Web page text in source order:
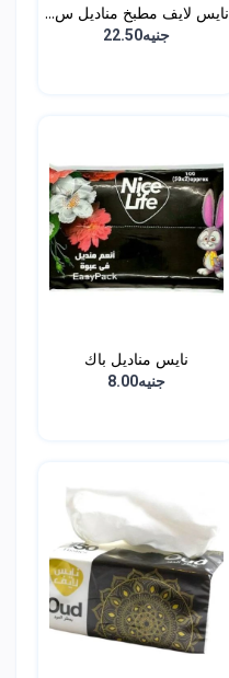
نايس لايف مطبخ مناديل س...
جنيه22.50
نايس مناديل باك
جنيه8.00